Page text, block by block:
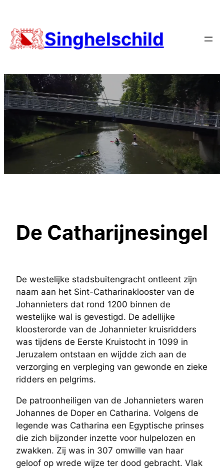
Singhelschild
De Catharijnesingel
De westelijke stadsbuitengracht ontleent zijn
naam aan het Sint-Catharinaklooster van de
Johannieters dat rond 1200 binnen de
westelijke wal is gevestigd. De adellijke
kloosterorde van de Johannieter kruisridders
was tijdens de Eerste Kruistocht in 1099 in
Jeruzalem ontstaan en wijdde zich aan de
verzorging en verpleging van gewonde en zieke
ridders en pelgrims.
De patroonheiligen van de Johannieters waren
Johannes de Doper en Catharina. Volgens de
legende was Catharina een Egyptische prinses
die zich bijzonder inzette voor hulpelozen en
zwakken. Zij was in 307 omwille van haar
geloof op wrede wijze ter dood gebracht. Vlak